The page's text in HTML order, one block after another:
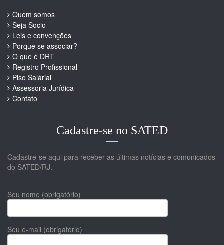
Quem somos
Seja Socio
Leis e convenções
Porque se associar?
O que é DRT
Registro Profissional
Piso Salárial
Assessoria Jurídica
Contato
Cadastre-se no SATED
Cadastre-se aqui para receber as últimas notícias e comunicados
do SATED/RJ.
Seu nome (obrigatório)
Seu e-mail (obrigatório)